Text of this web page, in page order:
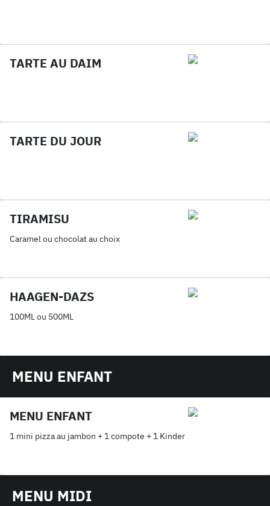
TARTE AU DAIM
TARTE DU JOUR
TIRAMISU
Caramel ou chocolat au choix
HAAGEN-DAZS
100ML ou 500ML
MENU ENFANT
MENU ENFANT
1 mini pizza au jambon + 1 compote + 1 Kinder
MENU MIDI